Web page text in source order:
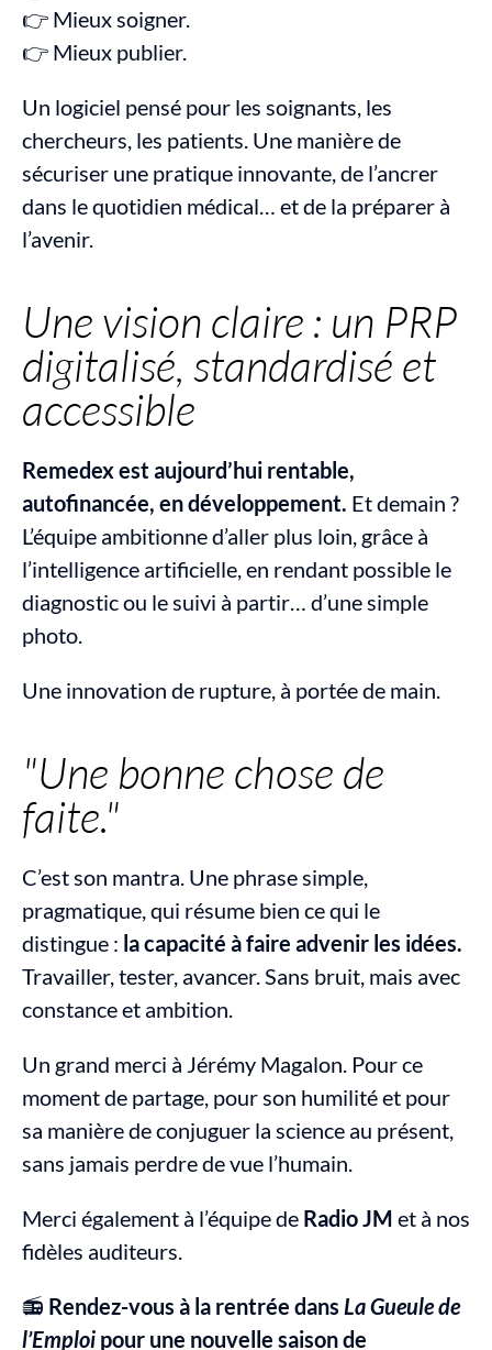
👉 Mieux soigner.
👉 Mieux publier.
Un logiciel pensé pour les soignants, les
chercheurs, les patients. Une manière de
sécuriser une pratique innovante, de l’ancrer
dans le quotidien médical… et de la préparer à
l’avenir.
Une vision claire : un PRP
digitalisé, standardisé et
accessible
Remedex est aujourd’hui rentable,
autofinancée, en développement. Et demain ?
L’équipe ambitionne d’aller plus loin, grâce à
l’intelligence artificielle, en rendant possible le
diagnostic ou le suivi à partir… d’une simple
photo.
Une innovation de rupture, à portée de main.
"Une bonne chose de
faite."
C’est son mantra. Une phrase simple,
pragmatique, qui résume bien ce qui le
distingue : la capacité à faire advenir les idées.
Travailler, tester, avancer. Sans bruit, mais avec
constance et ambition.
Un grand merci à Jérémy Magalon. Pour ce
moment de partage, pour son humilité et pour
sa manière de conjuguer la science au présent,
sans jamais perdre de vue l’humain.
Merci également à l’équipe de Radio JM et à nos
fidèles auditeurs.
📻 Rendez-vous à la rentrée dans La Gueule de
l’Emploi pour une nouvelle saison de